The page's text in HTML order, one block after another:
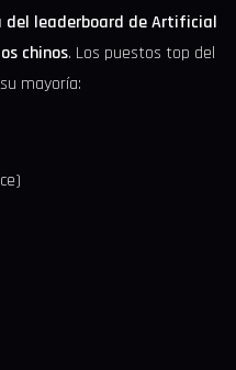
del leaderboard de Artificial
chinos. Los puestos top del
mayoría: